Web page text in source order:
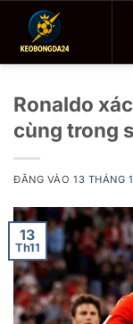
Ronaldo
cùng trong
ĐĂNG VÀO13 THÁNG
13
Th11